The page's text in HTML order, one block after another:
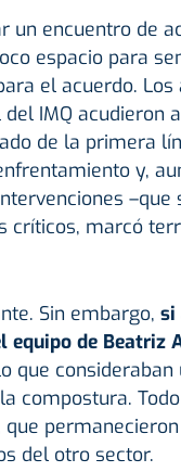
un encuentro de
espacio para
el acuerdo. Los
IMQ acudieron
de la primera
y,
–que
críticos, marcó
Sin embargo, si
equipo de Beatriz
que consideraban
compostura.
del otro sector.